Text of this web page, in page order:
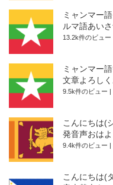
ミャンマー
ルマ語あい
13.2k件のビュー
ミャンマー
文章よろし
9.5k件のビュー
こんにちは(
発音声おは
9.4k件のビュー
こんにちは(